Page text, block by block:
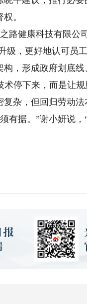
。
健康科技有限公
级，更好地认可员
构，形成政府划底
停下来，而是让规
杂，但回归劳动法
有据。”谢小妍说